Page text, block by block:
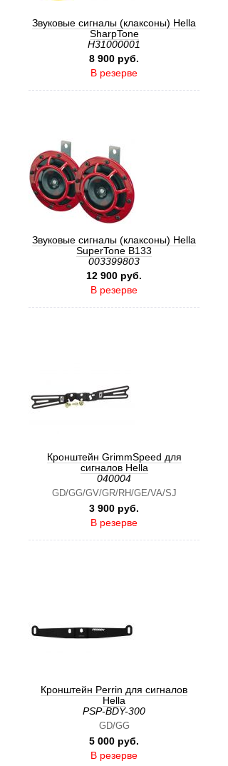
Звуковые сигналы (клаксоны) Hella
SharpTone
H31000001
8 900 руб.
В резерве
Звуковые сигналы (клаксоны) Hella
SuperTone B133
003399803
12 900 руб.
В резерве
Кронштейн GrimmSpeed для
сигналов Hella
040004
GD/GG/GV/GR/RH/GE/VA/SJ
3 900 руб.
В резерве
Кронштейн Perrin для сигналов
Hella
PSP-BDY-300
GD/GG
5 000 руб.
В резерве